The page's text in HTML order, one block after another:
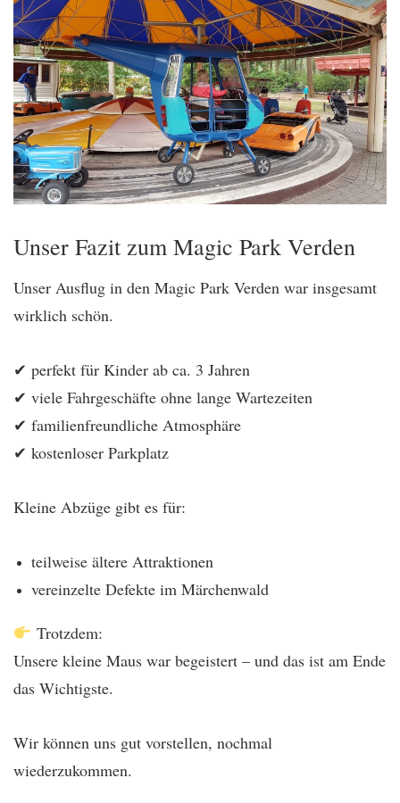
Unser Fazit zum Magic Park Verden
Unser Ausflug in den Magic Park Verden war insgesamt
wirklich schön.
✔ perfekt für Kinder ab ca. 3 Jahren
✔ viele Fahrgeschäfte ohne lange Wartezeiten
✔ familienfreundliche Atmosphäre
✔ kostenloser Parkplatz
Kleine Abzüge gibt es für:
teilweise ältere Attraktionen
vereinzelte Defekte im Märchenwald
Trotzdem:
Unsere kleine Maus war begeistert – und das ist am Ende
das Wichtigste.
Wir können uns gut vorstellen, nochmal
wiederzukommen.